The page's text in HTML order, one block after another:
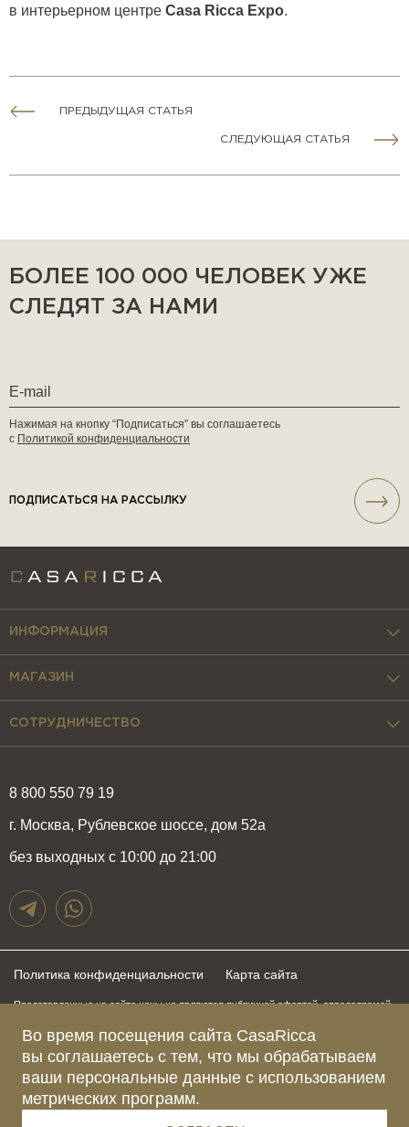
в интерьерном центре Casa Ricca Expo.
ПРЕДЫДУЩАЯ СТАТЬЯ
СЛЕДУЮЩАЯ СТАТЬЯ
Во время посещения сайта CasaRicca
вы соглашаетесь с тем, что мы обрабатываем
ваши персональные данные с использованием
метрических программ.
БОЛЕЕ 100 000 ЧЕЛОВЕК УЖЕ
СЛЕДЯТ ЗА НАМИ
Нажимая на кнопку “Подписаться” вы соглашаетесь
с Политикой конфиденциальности
ПОДПИСАТЬСЯ НА РАССЫЛКУ
8 800 550 79 19
г. Москва, Рублевское шоссе, дом 52а
без выходных с 10:00 до 21:00
ИНФОРМАЦИЯ
МАГАЗИН
СОТРУДНИЧЕСТВО
Политика конфиденциальности Карта сайта
Представленные на сайте цены не являются публичной офертой, определяемой
быть изменены в любое время без предупреждения. Для получения актуальной и
подробной информации о стоимости, сроках и условиях поставки просьба
обращаться к менеджерам по указанным выше телефонам
Зарегистрированное название компании